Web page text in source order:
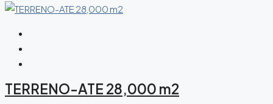
TERRENO-ATE 28,000 m2